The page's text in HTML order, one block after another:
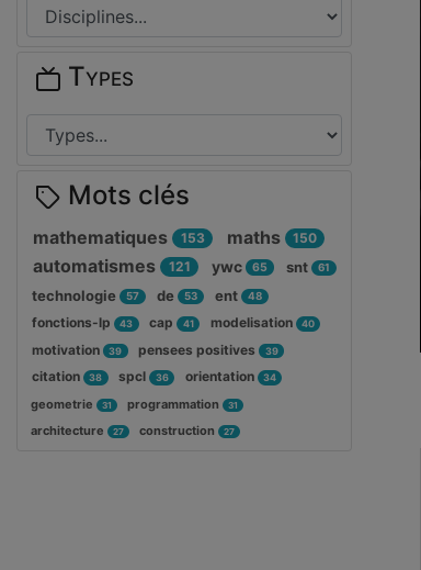
Types
Mots clés
mathematiques 153 maths 150
automatismes 121 ywc 65 snt 61
technologie 57 de 53 ent 48
fonctions-lp 43 cap 41 modelisation 40
motivation 39 pensees positives 39
citation 38 spcl 36 orientation 34
geometrie 31 programmation 31
architecture 27 construction 27